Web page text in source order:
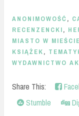
ANONIMOWOŚĆ ,
RECENZENCKI,
MIASTO W MIEŚCIE
KSIĄŻEK,
WYDAWNICTWO
Share This:
Stumble